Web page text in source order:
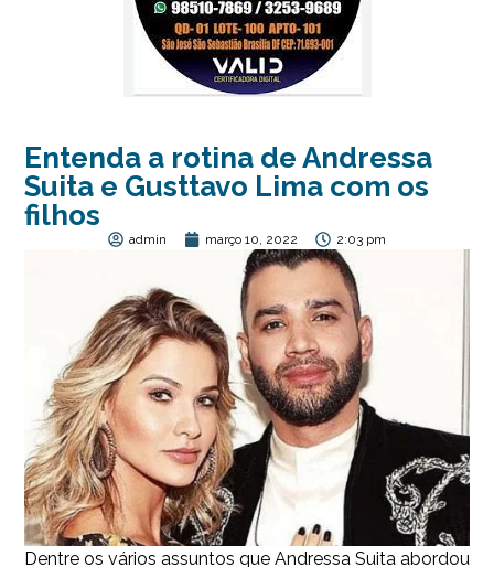
Entenda a rotina de Andressa
Suita e Gusttavo Lima com os
filhos
admin março 10, 2022 2:03 pm
Dentre os vários assuntos que Andressa Suita abordou